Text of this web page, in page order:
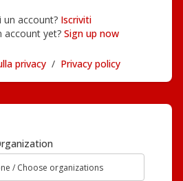
un account? Iscriviti
account yet? Sign up now
privacy / Privacy policy